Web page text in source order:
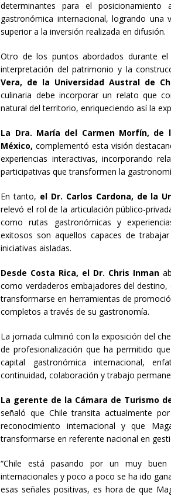
determinantes para el
gastronómica internacional, logrando una
superior a la inversión realizada en difusión.
Otro de los puntos abordados durante
interpretación del patrimonio y la
Vera, de la Universidad Austral de
culinaria debe incorporar un relato que
natural del territorio, enriqueciendo así la
La Dra. María del Carmen Morfín, de
México, complementó esta visión
experiencias interactivas, incorporando
participativas que transformen la
En tanto, el Dr. Carlos Cardona, de la
relevó el rol de la articulación público-
como rutas gastronómicas y
exitosos son aquellos capaces de
iniciativas aisladas.
Desde Costa Rica, el Dr. Chris Inman
como verdaderos embajadores del
transformarse en herramientas de
completos a través de su gastronomía.
La jornada culminó con la exposición del
de profesionalización que ha permitido
capital gastronómica internacional,
continuidad, colaboración y trabajo
La gerente de la Cámara de Turismo
señaló que Chile transita actualmente
reconocimiento internacional y que
transformarse en referente nacional en
“Chile está pasando por un muy
internacionales y poco a poco se ha ido
esas señales positivas, es hora de que